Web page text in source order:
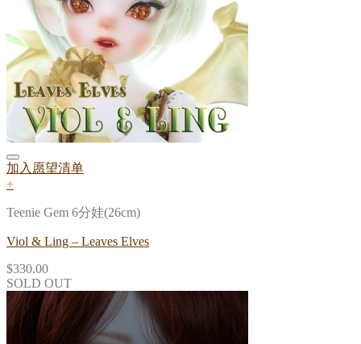
加入愿望清单
+
Teenie Gem 6分娃(26cm)
Viol & Ling – Leaves Elves
$330.00
SOLD OUT